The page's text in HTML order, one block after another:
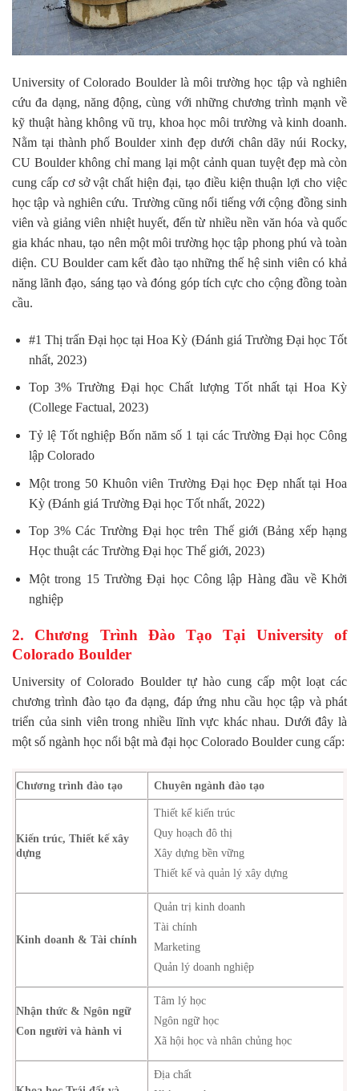
University of Colorado Boulder là môi trường học tập và nghiên
cứu đa dạng, năng động, cùng với những chương trình mạnh về
kỹ thuật hàng không vũ trụ, khoa học môi trường và kinh doanh.
Nằm tại thành phố Boulder xinh đẹp dưới chân dãy núi Rocky,
CU Boulder không chỉ mang lại một cảnh quan tuyệt đẹp mà còn
cung cấp cơ sở vật chất hiện đại, tạo điều kiện thuận lợi cho việc
học tập và nghiên cứu. Trường cũng nổi tiếng với cộng đồng sinh
viên và giảng viên nhiệt huyết, đến từ nhiều nền văn hóa và quốc
gia khác nhau, tạo nên một môi trường học tập phong phú và toàn
diện. CU Boulder cam kết đào tạo những thế hệ sinh viên có khả
năng lãnh đạo, sáng tạo và đóng góp tích cực cho cộng đồng toàn
cầu.
#1 Thị trấn Đại học tại Hoa Kỳ (Đánh giá Trường Đại học Tốt
nhất, 2023)
Top 3% Trường Đại học Chất lượng Tốt nhất tại Hoa Kỳ
(College Factual, 2023)
Tỷ lệ Tốt nghiệp Bốn năm số 1 tại các Trường Đại học Công
lập Colorado
Một trong 50 Khuôn viên Trường Đại học Đẹp nhất tại Hoa
Kỳ (Đánh giá Trường Đại học Tốt nhất, 2022)
Top 3% Các Trường Đại học trên Thế giới (Bảng xếp hạng
Học thuật các Trường Đại học Thế giới, 2023)
Một trong 15 Trường Đại học Công lập Hàng đầu về Khởi
nghiệp
2. Chương Trình Đào Tạo Tại University of
Colorado Boulder
University of Colorado Boulder tự hào cung cấp một loạt các
chương trình đào tạo đa dạng, đáp ứng nhu cầu học tập và phát
triển của sinh viên trong nhiều lĩnh vực khác nhau. Dưới đây là
một số ngành học nổi bật mà đại học Colorado Boulder cung cấp:
Chương trình đào tạo Chuyên ngành đào tạo
Kiến trúc, Thiết kế xây
dựng
Thiết kế kiến trúc
Quy hoạch đô thị
Xây dựng bền vững
Thiết kế và quản lý xây dựng
Kinh doanh & Tài chính
Quản trị kinh doanh
Tài chính
Marketing
Quản lý doanh nghiệp
Nhận thức & Ngôn ngữ
Con người và hành vi
Tâm lý học
Ngôn ngữ học
Xã hội học và nhân chủng học
Địa chất